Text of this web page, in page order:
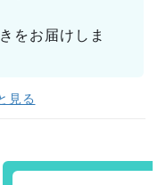
をお届けしま
見る